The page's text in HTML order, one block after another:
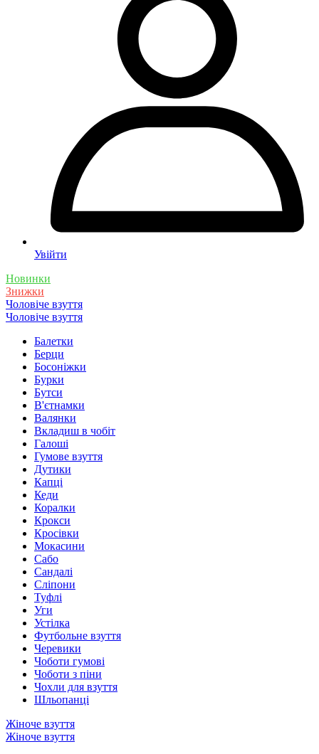
Увійти
Новинки
Знижки
Чоловіче взуття
Чоловіче взуття
Балетки
Берци
Босоніжки
Бурки
Бутси
В'єтнамки
Валянки
Вкладиш в чобіт
Галоші
Гумове взуття
Дутики
Капці
Кеди
Коралки
Крокси
Кросівки
Мокасини
Сабо
Сандалі
Сліпони
Туфлі
Уги
Устілка
Футбольне взуття
Черевики
Чоботи гумові
Чоботи з піни
Чохли для взуття
Шльопанці
Жіноче взуття
Жіноче взуття